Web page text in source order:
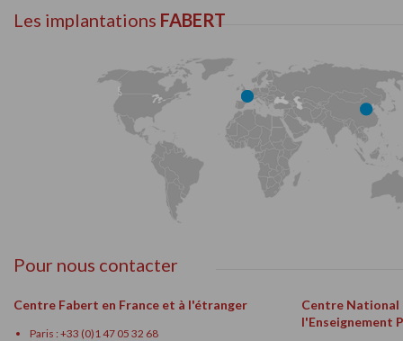
Les implantations FABERT
Pour nous contacter
Centre Fabert en France et à l'étranger
Paris : +33 (0)1 47 05 32 68
Centre National
l'Enseignement